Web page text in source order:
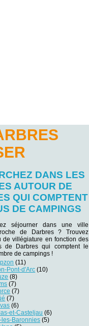
DANS LES
AUTOUR DE
QUI COMPTENT
DE CAMPINGS
séjourner dans une ville
de Darbres ? Trouvez
de villégiature en fonction des
de Darbres qui comptent le
de campings !
(11)
Pont-d'Arc (10)
(8)
(7)
(7)
(7)
(6)
et-Casteljau (6)
Baronnies (5)